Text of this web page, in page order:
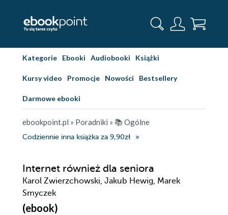
Kategorie Ebooki Audiobooki Książki
Kursy video Promocje Nowości Bestsellery
Darmowe ebooki
ebookpoint.pl » Poradniki » 📚 Ogólne
Codziennie inna książka za 9,90zł
Internet również dla seniora
Karol Zwierzchowski, Jakub Hewig, Marek
Smyczek
(ebook)